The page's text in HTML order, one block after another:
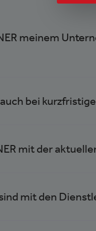
meinem
auch bei
mit der
mit den